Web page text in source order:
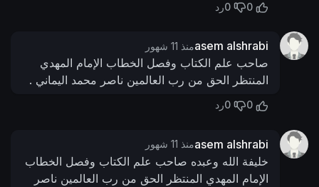
0
0رد
asem alshrabiمنذ 11 شهور
صاحب علم الكتاب وفصل الخطاب الإمام المهدي
المنتظر الحق من رب العالمين ناصر محمد اليماني .
0
0رد
asem alshrabiمنذ 11 شهور
خليفة الله وعبده صاحب علم الكتاب وفصل الخطاب
الإمام المهدي المنتظر الحق من رب العالمين ناصر